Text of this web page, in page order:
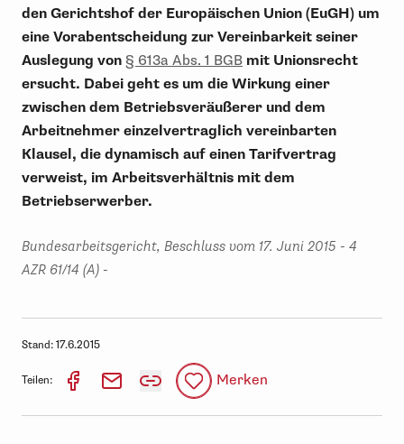
den Gerichtshof der Europäischen Union (EuGH) um
eine Vorabentscheidung zur Vereinbarkeit seiner
Auslegung von § 613a Abs. 1 BGB mit Unionsrecht
ersucht. Dabei geht es um die Wirkung einer
zwischen dem Betriebsveräußerer und dem
Arbeitnehmer einzelvertraglich vereinbarten
Klausel, die dynamisch auf einen Tarifvertrag
verweist, im Arbeitsverhältnis mit dem
Betriebserwerber.
Bundesarbeitsgericht, Beschluss vom 17. Juni 2015 - 4
AZR 61/14 (A) -
Stand: 17.6.2015
Teilen: Merken